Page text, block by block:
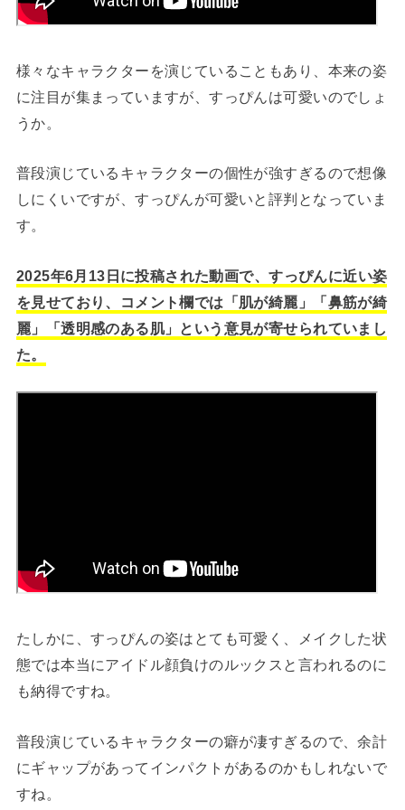
様々なキャラクターを演じていることもあり、本来の姿
に注目が集まっていますが、すっぴんは可愛いのでしょ
うか。
普段演じているキャラクターの個性が強すぎるので想像
しにくいですが、すっぴんが可愛いと評判となっていま
す。
2025年6月13日に投稿された動画で、すっぴんに近い姿
を見せており、コメント欄では「肌が綺麗」「鼻筋が綺
麗」「透明感のある肌」という意見が寄せられていまし
た。
たしかに、すっぴんの姿はとても可愛く、メイクした状
態では本当にアイドル顔負けのルックスと言われるのに
も納得ですね。
普段演じているキャラクターの癖が凄すぎるので、余計
にギャップがあってインパクトがあるのかもしれないで
すね。